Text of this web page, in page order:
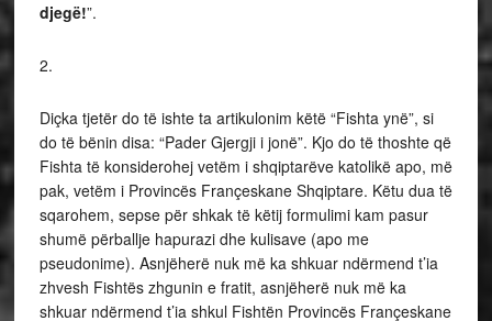
djegë!”.
2.
Diçka tjetër do të ishte ta artikulonim këtë “Fishta ynë”, si
do të bënin disa: “Pader Gjergji i jonë”. Kjo do të thoshte që
Fishta të konsiderohej vetëm i shqiptarëve katolikë apo, më
pak, vetëm i Provincës Françeskane Shqiptare. Këtu dua të
sqarohem, sepse për shkak të këtij formulimi kam pasur
shumë përballje hapurazi dhe kulisave (apo me
pseudonime). Asnjëherë nuk më ka shkuar ndërmend t’ia
zhvesh Fishtës zhgunin e fratit, asnjëherë nuk më ka
shkuar ndërmend t’ia shkul Fishtën Provincës Françeskane